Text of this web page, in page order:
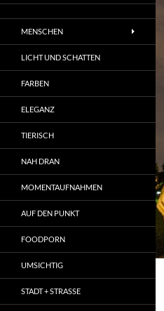
MENSCHEN
LICHT UND SCHATTEN
FARBEN
ELEGANZ
TIERISCH
NAH DRAN
MOMENTAUFNAHMEN
AUF DEN PUNKT
FOODPORN
UMSICHTIG
STADT + STRASSE